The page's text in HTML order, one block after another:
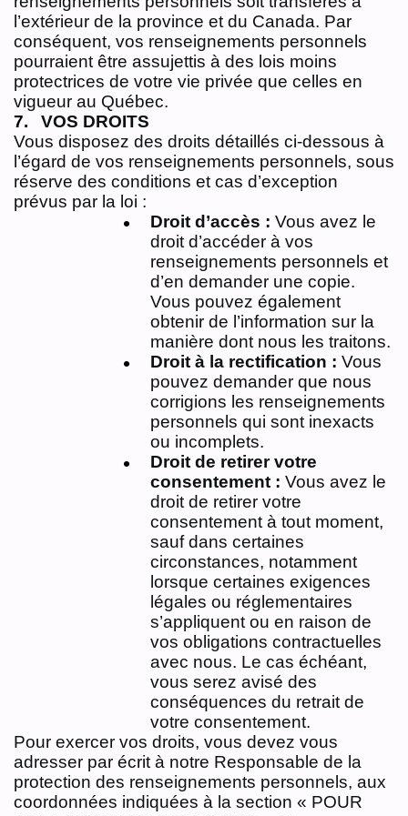
l’extérieur de la province et du Canada. Par
conséquent, vos renseignements personnels
pourraient être assujettis à des lois moins
protectrices de votre vie privée que celles en
vigueur au Québec.
VOS DROITS
Vous disposez des droits détaillés ci-dessous à
l’égard de vos renseignements personnels, sous
réserve des conditions et cas d’exception
prévus par la loi :
Droit d’accès : Vous avez le
droit d’accéder à vos
renseignements personnels et
d’en demander une copie.
Vous pouvez également
obtenir de l’information sur la
manière dont nous les traitons.
Droit à la rectification : Vous
pouvez demander que nous
corrigions les renseignements
personnels qui sont inexacts
ou incomplets.
Droit de retirer votre
consentement : Vous avez le
droit de retirer votre
consentement à tout moment,
sauf dans certaines
circonstances, notamment
lorsque certaines exigences
légales ou réglementaires
s’appliquent ou en raison de
vos obligations contractuelles
avec nous. Le cas échéant,
vous serez avisé des
conséquences du retrait de
votre consentement.
Pour exercer vos droits, vous devez vous
adresser par écrit à notre Responsable de la
protection des renseignements personnels, aux
coordonnées indiquées à la section « POUR